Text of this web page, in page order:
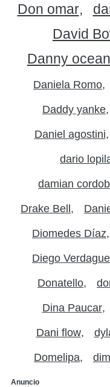
Don omar
David
Danny ocean
Daniela Romo
Daddy yanke
Daniel agostini
dario
damian
Drake Bell
Diomedes Díaz
Diego
Donatello
Dina Paucar
Dani flow
Domelipa
Anuncio